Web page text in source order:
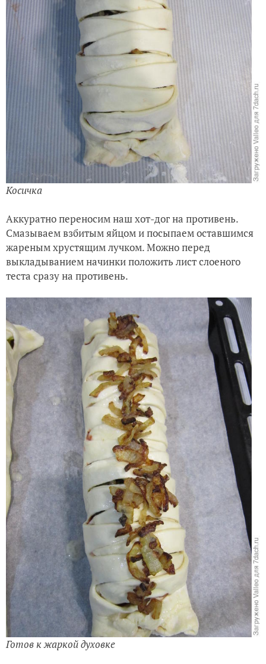
Косичка
Аккуратно переносим наш хот-дог на противень.
Смазываем взбитым яйцом и посыпаем оставшимся
жареным хрустящим лучком. Можно перед
выкладыванием начинки положить лист слоеного
теста сразу на противень.
Готов к жаркой духовке